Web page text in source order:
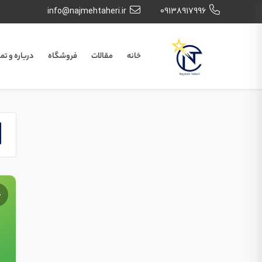
09138917996
info@najmehtaheri.ir
خانه مقالات فروشگاه درباره و